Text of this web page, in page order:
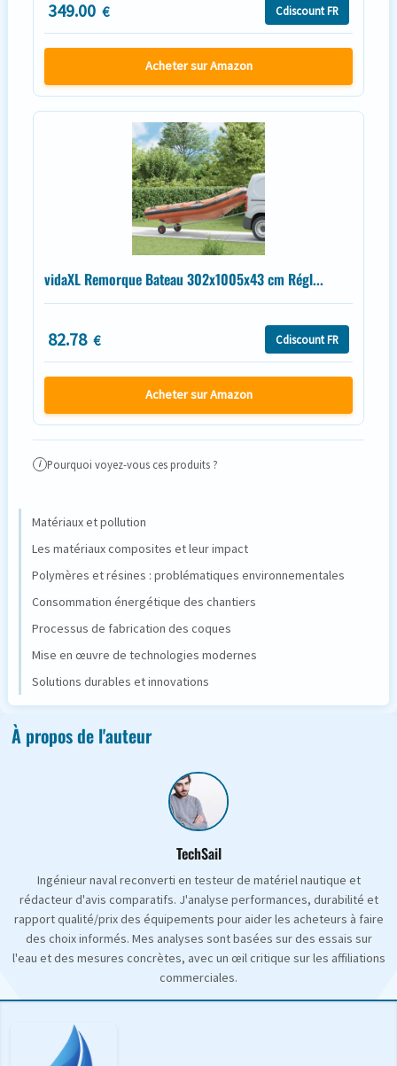
349.00 € Cdiscount FR
Acheter sur Amazon
vidaXL Remorque Bateau 302x1005x43 cm Régl...
82.78 € Cdiscount FR
Acheter sur Amazon
i Pourquoi voyez-vous ces produits ?
Matériaux et pollution
Les matériaux composites et leur impact
Polymères et résines : problématiques environnementales
Consommation énergétique des chantiers
Processus de fabrication des coques
Mise en œuvre de technologies modernes
Solutions durables et innovations
À propos de l'auteur
TechSail
Ingénieur naval reconverti en testeur de matériel nautique et
rédacteur d'avis comparatifs. J'analyse performances, durabilité et
rapport qualité/prix des équipements pour aider les acheteurs à faire
des choix informés. Mes analyses sont basées sur des essais sur
l'eau et des mesures concrètes, avec un œil critique sur les affiliations
commerciales.